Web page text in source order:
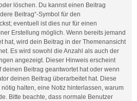
löschen. Du kannst einen Beitrag
Beitrag“-Symbol für den
eventuell ist dies nur für einen
Erstellung möglich. Wenn bereits jemand
hat, wird dein Beitrag in der Themenansicht
Es wird sowohl die Anzahl als auch der
angezeigt. Dieser Hinweis erscheint
Beitrag geantwortet hat oder wenn
deinen Beitrag überarbeitet hat. Diese
halten, eine Notiz hinterlassen, warum
Bitte beachte, dass normale Benutzer